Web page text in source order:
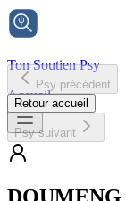
Ton Soutien Psy
Accueil
Psy précédent
Retour accueil
Psy suivant